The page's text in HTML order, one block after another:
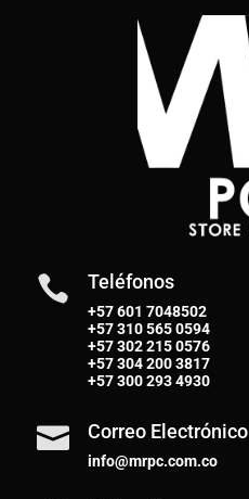
 Teléfonos
+57 601 7048502
+57310 565 0594
+57302 215 0576
+57304 200 3817
+57300 293 4930
 Correo Electrónico
info@mrpc.com.co